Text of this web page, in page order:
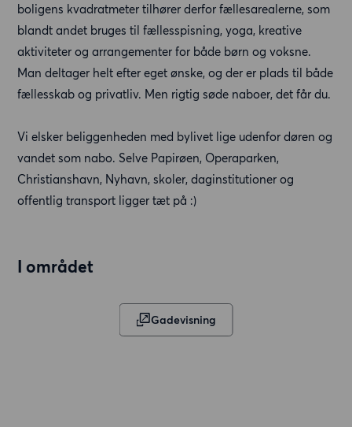
boligens kvadratmeter tilhører derfor fællesarealerne, som
blandt andet bruges til fællesspisning, yoga, kreative
aktiviteter og arrangementer for både børn og voksne.
Man deltager helt efter eget ønske, og der er plads til både
fællesskab og privatliv. Men rigtig søde naboer, det får du.
Vi elsker beliggenheden med bylivet lige udenfor døren og
vandet som nabo. Selve Papirøen, Operaparken,
Christianshavn, Nyhavn, skoler, daginstitutioner og
offentlig transport ligger tæt på :)
I området
Gadevisning